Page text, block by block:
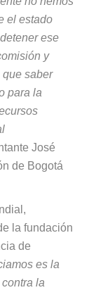
el estado
ese
y
que saber
para la
José
de Bogotá
la fundación
de
es la
la